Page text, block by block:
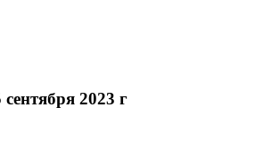
сентября 2023 г